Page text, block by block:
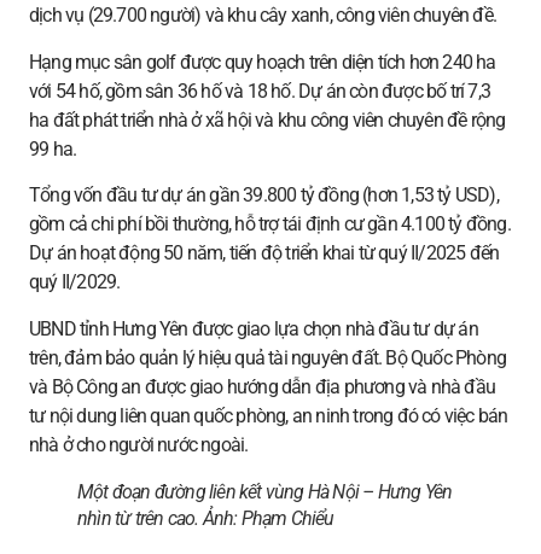
dịch vụ (29.700 người) và khu cây xanh, công viên chuyên đề.
Hạng mục sân golf được quy hoạch trên diện tích hơn 240 ha
với 54 hố, gồm sân 36 hố và 18 hố. Dự án còn được bố trí 7,3
ha đất phát triển nhà ở xã hội và khu công viên chuyên đề rộng
99 ha.
Tổng vốn đầu tư dự án gần 39.800 tỷ đồng (hơn 1,53 tỷ USD),
gồm cả chi phí bồi thường, hỗ trợ tái định cư gần 4.100 tỷ đồng.
Dự án hoạt động 50 năm, tiến độ triển khai từ quý II/2025 đến
quý II/2029.
UBND tỉnh Hưng Yên được giao lựa chọn nhà đầu tư dự án
trên, đảm bảo quản lý hiệu quả tài nguyên đất. Bộ Quốc Phòng
và Bộ Công an được giao hướng dẫn địa phương và nhà đầu
tư nội dung liên quan quốc phòng, an ninh trong đó có việc bán
nhà ở cho người nước ngoài.
Một đoạn đường liên kết vùng Hà Nội – Hưng Yên
nhìn từ trên cao. Ảnh:Phạm Chiểu